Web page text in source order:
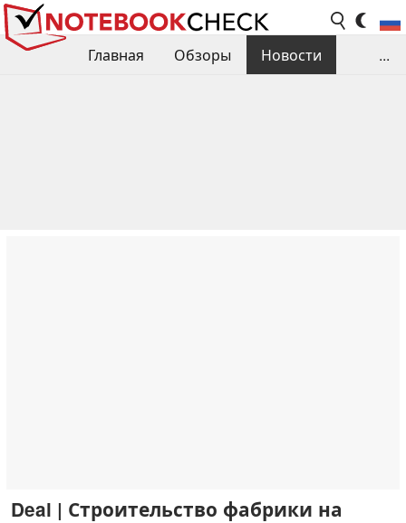
Главная Обзоры
Новости
...
Deal | Строительство фабрики на